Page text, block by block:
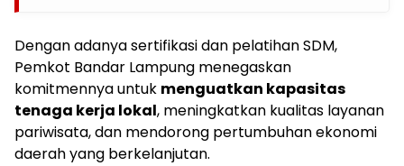
Dengan adanya sertifikasi dan pelatihan SDM,
Pemkot Bandar Lampung menegaskan
komitmennya untuk menguatkan kapasitas
tenaga kerja lokal, meningkatkan kualitas layanan
pariwisata, dan mendorong pertumbuhan ekonomi
daerah yang berkelanjutan.